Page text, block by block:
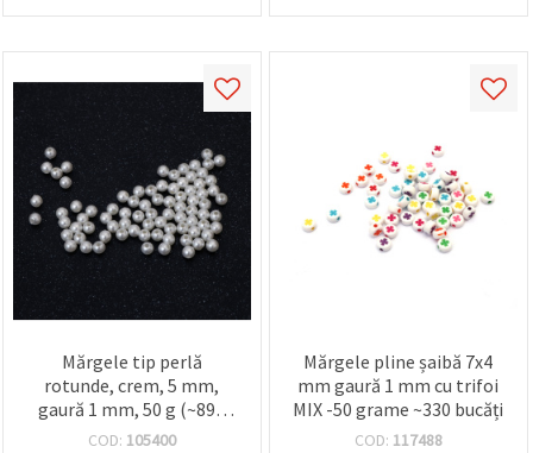
Mărgele tip perlă
rotunde, crem, 5 mm,
gaură 1 mm, 50 g (~890
buc.)
COD: 105400
Mărgele pline șaibă 7x4
mm gaură 1 mm cu trifoi
MIX -50 grame ~330 bucăți
COD: 117488